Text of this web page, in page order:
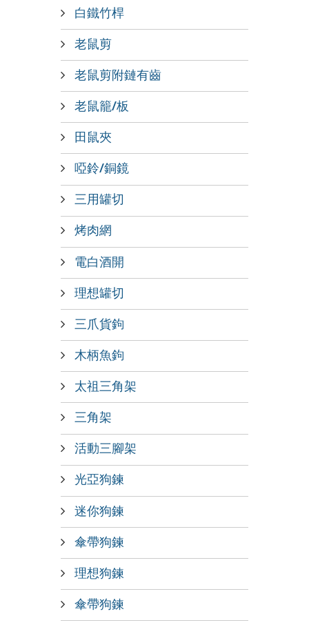
白鐵竹桿
老鼠剪
老鼠剪附鏈有齒
老鼠籠/板
田鼠夾
啞鈴/銅鏡
三用罐切
烤肉網
電白酒開
理想罐切
三爪貨鉤
木柄魚鉤
太祖三角架
三角架
活動三腳架
光亞狗鍊
迷你狗鍊
傘帶狗鍊
理想狗鍊
傘帶狗鍊